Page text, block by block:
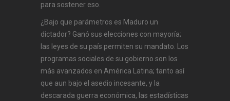
para sostener eso.
¿Bajo que parámetros es Maduro un
dictador? Ganó sus elecciones con mayoría;
las leyes de su país permiten su mandato. Los
programas sociales de su gobierno son los
más avanzados en América Latina; tanto así
que aun bajo el asedio incesante, y la
descarada guerra económica, las estadísticas